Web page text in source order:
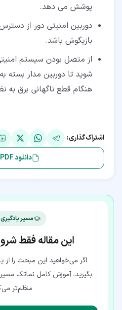
پوشش می دهد.
دوربین امنیتی دور از
بازیگوش باشد.
از متصل بودن سیستم
شوید تا دوربین مدار بسته
هنگام قطع ناگهانی برق به
اشتراک‌گذاری:
دانلود PDF مقاله
مسیر
این مقاله فقط
اگر می‌خواهید این مبحث را از
بگیرید، آموزش کامل نماتک
منظم‌تر